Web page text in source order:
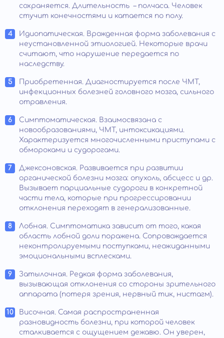
сохраняется. Длительность – полчаса. Человек
стучит конечностями и катается по полу.
Идиопатическая. Врожденная форма заболевания с
неустановленной этиологией. Некоторые врачи
считают, что нарушение передается по
наследству.
Приобретенная. Диагностируется после ЧМТ,
инфекционных болезней головного мозга, сильного
отравления.
Симптоматическая. Взаимосвязана с
новообразованиями, ЧМТ, интоксикациями.
Характеризуется многочисленными приступами с
обмороками и судорогами.
Джексоновская. Развивается при развитии
органической болезни мозга: опухоль, абсцесс и др.
Вызывает парциальные судороги в конкретной
части тела, которые при прогрессировании
отклонения переходят в генерализованные.
Лобная. Симптоматика зависит от того, какая
область лобной доли поражена. Сопровождается
неконтролируемыми поступками, неожиданными
эмоциональными всплесками.
Затылочная. Редкая форма заболевания,
вызывающая отклонения со стороны зрительного
аппарата (потеря зрения, нервный тик, нистагм).
Височная. Самая распространенная
разновидность болезни, при которой человек
сталкивается с ощущением дежавю. Он уверен,